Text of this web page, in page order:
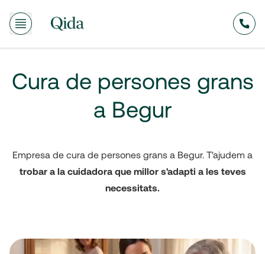
Cura de persones grans
a Begur
Empresa de cura de persones grans a Begur. T'ajudem a
trobar a la cuidadora que millor s'adapti a les teves
necessitats.